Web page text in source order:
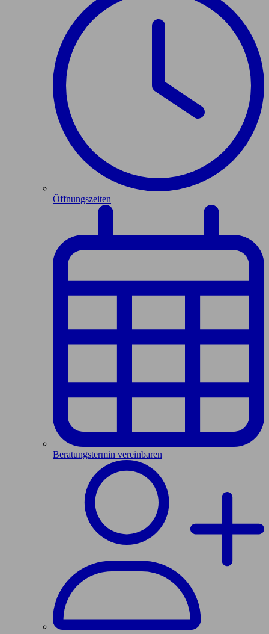
Öffnungszeiten
Beratungstermin vereinbaren